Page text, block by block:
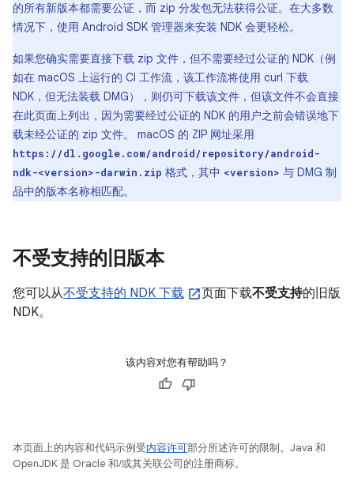
的所有新版本都需要公证，而 zip 分发包无法获得公证。在大多数
情况下，使用 Android SDK 管理器来安装 NDK 会更轻松。
如果您确实需要直接下载 zip 文件，但不需要经过公证的 NDK（例
如在 macOS 上运行的 CI 工作流，该工作流将使用 curl 下载
NDK，但无法装载 DMG），则仍可下载该文件，但该文件不会直接
在此页面上列出，因为需要经过公证的 NDK 的用户之前会错误地下
载未经公证的 zip 文件。 macOS 的 ZIP 网址采用
https://dl.google.com/android/repository/android-
ndk-<version>-darwin.zip 格式，其中 <version> 与 DMG 制
品中的版本名称相匹配。
不受支持的旧版本
您可以从不受支持的 NDK 下载 页面下载不受支持的旧版
NDK。
该内容对您有帮助吗？
本页面上的内容和代码示例受内容许可部分所述许可的限制。Java 和
OpenJDK 是 Oracle 和/或其关联公司的注册商标。